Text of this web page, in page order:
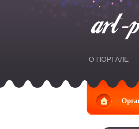
О ПОРТАЛЕ
Главная